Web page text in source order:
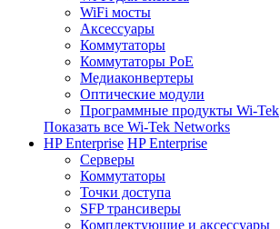
WiFi мосты
Аксессуары
Коммутаторы
Коммутаторы PoE
Медиаконвертеры
Оптические модули
Программные продукты Wi-Tek
Показать все Wi-Tek Networks
HP Enterprise HP Enterprise
Серверы
Коммутаторы
Точки доступа
SFP трансиверы
Комплектующие и аксессуары